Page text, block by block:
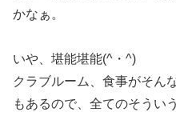
かなぁ。
いや、堪能堪能(^・^)
クラブルーム、食事がそん
もあるので、全てのそういう